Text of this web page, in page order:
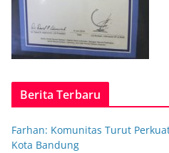
Berita Terbaru
Farhan: Komunitas Turut
Kota Bandung